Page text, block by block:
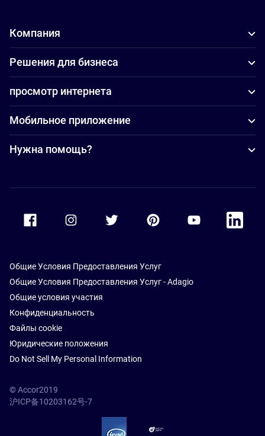
Компания
Решения для бизнеса
просмотр интернета
Мобильное приложение
Нужна помощь?
Accor Facebook Accor TwitterAccor PinterestAccor Youtube
Accor
Общие Условия Предоставления Услуг
Общие Условия Предоставления Услуг - Adagio
Общие условия участия
Конфиденциальность
Файлы cookie
Юридические положения
Do Not Sell My Personal Information
© Accor2019
沪ICP备10203162号-7